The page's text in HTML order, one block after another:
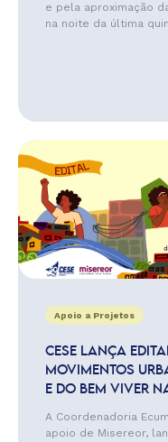
e pela aproximação
na noite da última
Apoio a Projetos
CESE LANÇA
MOVIMENTOS
E DO BEM VIVER
A Coordenadoria
apoio de Misereor,